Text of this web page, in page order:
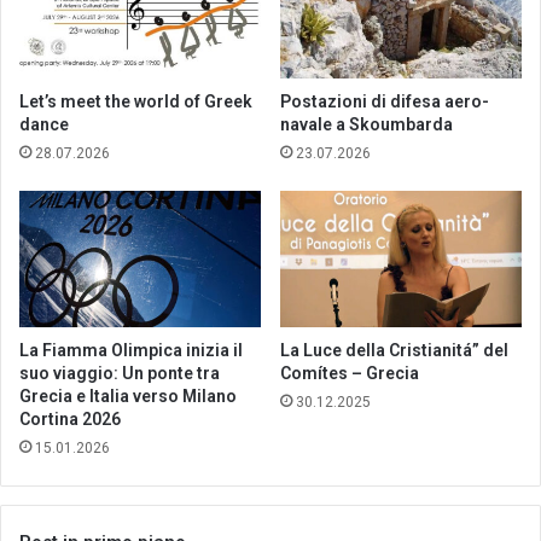
Let’s meet the world of Greek
dance
28.07.2026
Postazioni di difesa aero-
navale a Skoumbarda
23.07.2026
La Fiamma Olimpica inizia il
suo viaggio: Un ponte tra
Grecia e Italia verso Milano
Cortina 2026
15.01.2026
La Luce della Cristianitá” del
Comítes – Grecia
30.12.2025